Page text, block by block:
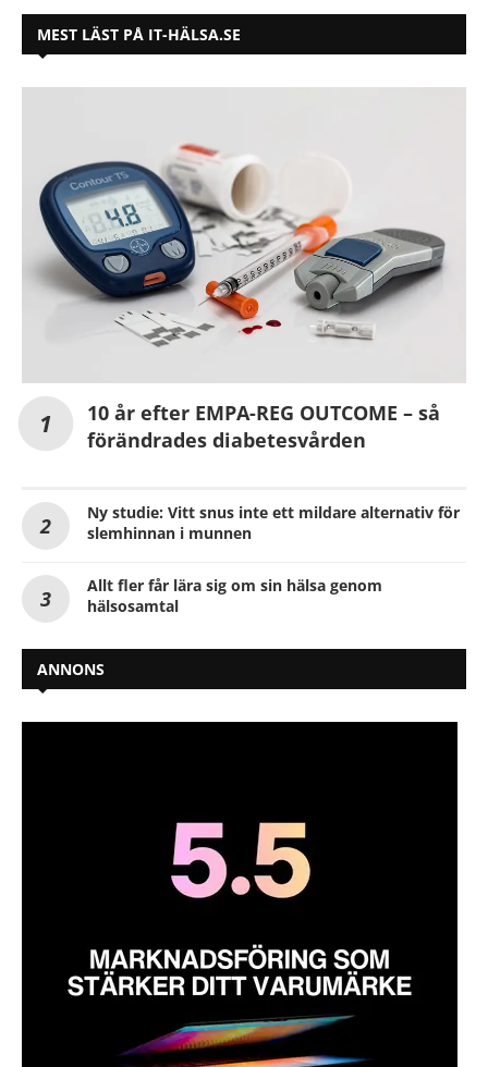
MEST LÄST PÅ IT-HÄLSA.SE
10 år efter EMPA-REG OUTCOME – så
förändrades diabetesvården
Ny studie: Vitt snus inte ett mildare alternativ för
slemhinnan i munnen
Allt fler får lära sig om sin hälsa genom
hälsosamtal
ANNONS